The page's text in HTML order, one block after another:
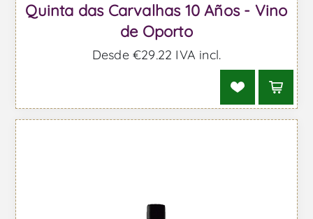
Quinta das Carvalhas 10 Años - Vino
de Oporto
Desde €29,22 IVA incl.